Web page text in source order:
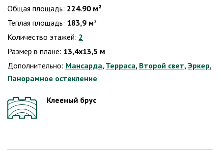
Общая площадь: 224.90 м²
Теплая площадь: 183,9 м2
Количество этажей: 2
Размер в плане: 13,4х13,5 м
Дополнительно: Мансарда, Терраса, Второй свет,Эркер,
Панорамное остекление
Клееный брус